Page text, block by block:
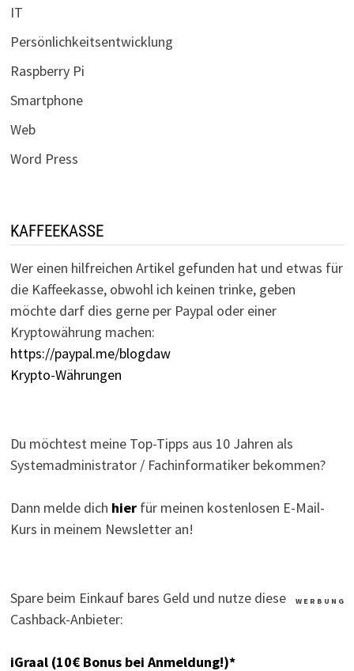
IT
Persönlichkeitsentwicklung
Raspberry Pi
Smartphone
Web
Word Press
KAFFEEKASSE
Wer einen hilfreichen Artikel gefunden hat und etwas für
die Kaffeekasse, obwohl ich keinen trinke, geben
möchte darf dies gerne per Paypal oder einer
Kryptowährung machen:
https://paypal.me/blogdaw
Krypto-Währungen
Du möchtest meine Top-Tipps aus 10 Jahren als
Systemadministrator / Fachinformatiker bekommen?
Dann melde dich hierfür meinen kostenlosen E-Mail-
Kurs in meinem Newsletter an!
W E R B U N G
Spare beim Einkauf bares Geld und nutze diese
Cashback-Anbieter:
iGraal (10€ Bonus bei Anmeldung!)*